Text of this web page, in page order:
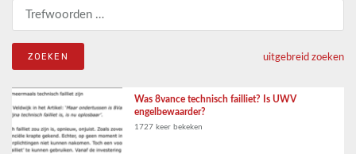
Zoeken naar:
uitgebreid zoeken
Was 8vance technisch failliet? Is UWV
engelbewaarder?
1727 keer bekeken